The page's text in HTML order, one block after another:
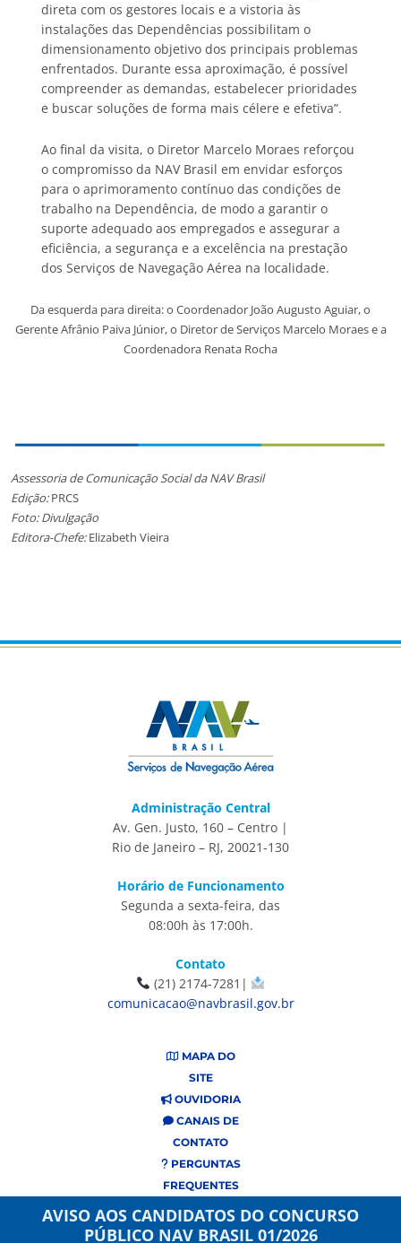
AVISO AOS CANDIDATOS DO CONCURSO
PÚBLICO NAV BRASIL 01/2026
direta com os gestores locais e a vistoria às
instalações das Dependências possibilitam o
dimensionamento objetivo dos principais problemas
enfrentados. Durante essa aproximação, é possível
compreender as demandas, estabelecer prioridades
e buscar soluções de forma mais célere e efetiva”.
Ao final da visita, o Diretor Marcelo Moraes reforçou
o compromisso da NAV Brasil em envidar esforços
para o aprimoramento contínuo das condições de
trabalho na Dependência, de modo a garantir o
suporte adequado aos empregados e assegurar a
eficiência, a segurança e a excelência na prestação
dos Serviços de Navegação Aérea na localidade.
Da esquerda para direita: o Coordenador João Augusto Aguiar, o
Gerente Afrânio Paiva Júnior, o Diretor de Serviços Marcelo Moraes e a
Coordenadora Renata Rocha
Assessoria de Comunicação Social da NAV Brasil
Edição:PRCS
Foto: Divulgação
Editora-Chefe:Elizabeth Vieira
Administração Central
Av. Gen. Justo, 160 – Centro |
Rio de Janeiro – RJ, 20021-130
Horário de Funcionamento
Segunda a sexta-feira, das
08:00h às 17:00h.
Contato
(21) 2174-7281|
comunicacao@navbrasil.gov.br
MAPA DO
SITE
OUVIDORIA
CANAIS DE
CONTATO
PERGUNTAS
FREQUENTES